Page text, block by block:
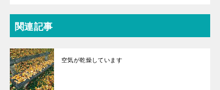
関連記事
空気が乾燥しています